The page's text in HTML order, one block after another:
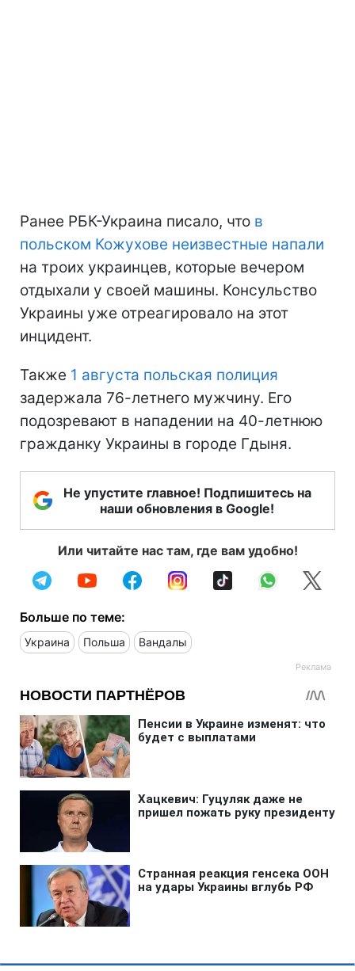
Ранее РБК-Украина писало, что в
польском Кожухове неизвестные напали
на троих украинцев, которые вечером
отдыхали у своей машины. Консульство
Украины уже отреагировало на этот
инцидент.
Также 1 августа польская полиция
задержала 76-летнего мужчину. Его
подозревают в нападении на 40-летнюю
гражданку Украины в городе Гдыня.
Не упустите главное! Подпишитесь на
наши обновления в Google!
Или читайте нас там, где вам удобно!
Больше по теме:
Украина Польша Вандалы